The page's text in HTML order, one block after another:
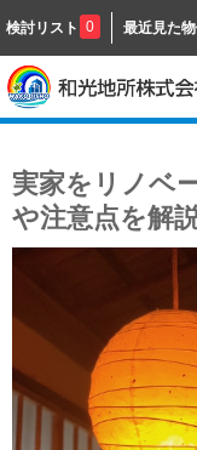
検討リスト 0 最近見た
実家をリノベ
や注意点を解